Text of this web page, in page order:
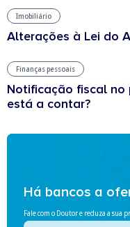
Imobiliário
Alterações à Lei do
Finanças pessoais
Notificação fiscal no
está a contar?
Há bancos a
Fale com o Doutor e reduza a sua